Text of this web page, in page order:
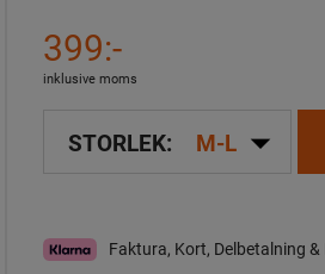
399:-
inklusive moms
STORLEK: M-L arrow_drop_down
Faktura, Kort, Delbetalning &